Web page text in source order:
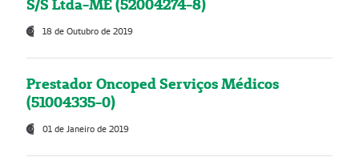
S/S Ltda-ME (52004274-8)
18 de Outubro de 2019
Prestador Oncoped Serviços Médicos
(51004335-0)
01 de Janeiro de 2019